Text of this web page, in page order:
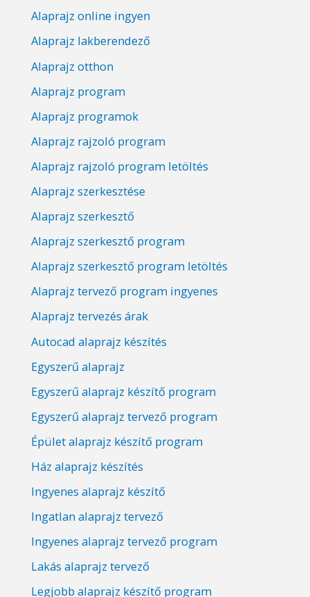
Alaprajz online ingyen
Alaprajz lakberendező
Alaprajz otthon
Alaprajz program
Alaprajz programok
Alaprajz rajzoló program
Alaprajz rajzoló program letöltés
Alaprajz szerkesztése
Alaprajz szerkesztő
Alaprajz szerkesztő program
Alaprajz szerkesztő program letöltés
Alaprajz tervező program ingyenes
Alaprajz tervezés árak
Autocad alaprajz készítés
Egyszerű alaprajz
Egyszerű alaprajz készítő program
Egyszerű alaprajz tervező program
Épület alaprajz készítő program
Ház alaprajz készítés
Ingyenes alaprajz készítő
Ingatlan alaprajz tervező
Ingyenes alaprajz tervező program
Lakás alaprajz tervező
Legjobb alaprajz készítő program